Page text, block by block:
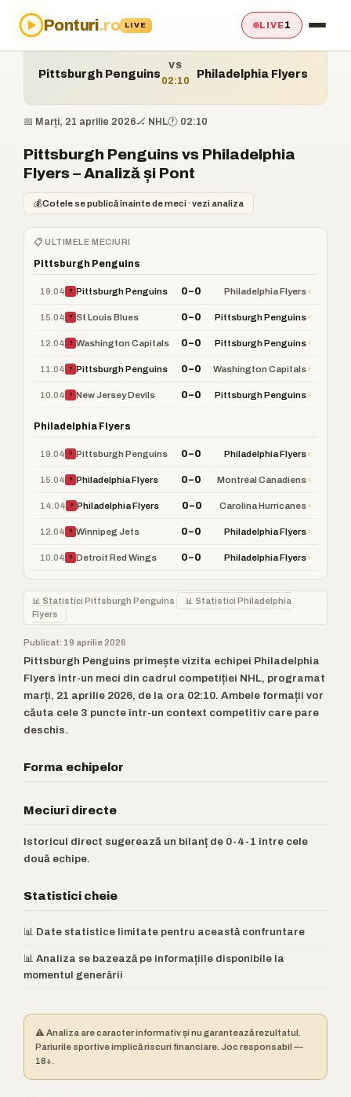
Ponturi.ro LIVE LIVE1
Acasă›Ponturi›Pittsburgh Penguins vs Philadelphia Flyers
Pittsburgh Penguins
VS
02:10
Philadelphia Flyers
📅 Marți, 21 aprilie 2026🏒 NHL🕐 02:10
Pittsburgh Penguins vs Philadelphia
Flyers – Analiză și Pont
💰Cotele se publică înainte de meci · vezi analiza
📋 ULTIMELE MECIURI
Pittsburgh Penguins
19.04 ? Pittsburgh Penguins 0–0 Philadelphia Flyers›
15.04 ? St Louis Blues 0–0 Pittsburgh Penguins›
12.04 ? Washington Capitals 0–0 Pittsburgh Penguins›
11.04 ? Pittsburgh Penguins 0–0 Washington Capitals›
10.04 ? New Jersey Devils 0–0 Pittsburgh Penguins›
Philadelphia Flyers
19.04 ? Pittsburgh Penguins 0–0 Philadelphia Flyers›
15.04 ? Philadelphia Flyers 0–0 Montréal Canadiens›
14.04 ? Philadelphia Flyers 0–0 Carolina Hurricanes›
12.04 ? Winnipeg Jets 0–0 Philadelphia Flyers›
10.04 ? Detroit Red Wings 0–0 Philadelphia Flyers›
📊 Statistici Pittsburgh Penguins
📊 Statistici Philadelphia
Flyers
Publicat: 19 aprilie 2026
Pittsburgh Penguins primește vizita echipei Philadelphia
Flyers într-un meci din cadrul competiției NHL, programat
marți, 21 aprilie 2026, de la ora 02:10. Ambele formații vor
căuta cele 3 puncte într-un context competitiv care pare
deschis.
Forma echipelor
Meciuri directe
Istoricul direct sugerează un bilanț de 0-4-1 între cele
două echipe.
Statistici cheie
📊 Date statistice limitate pentru această confruntare
📊 Analiza se bazează pe informațiile disponibile la
momentul generării
⚠️ Analiza are caracter informativ și nu garantează rezultatul.
Pariurile sportive implică riscuri financiare. Joc responsabil —
18+.